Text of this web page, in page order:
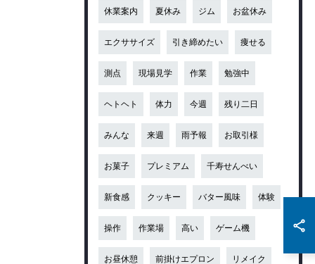
休業案内 夏休み ジム お盆休み
エクササイズ 引き締めたい 痩せる
測点 現場見学 作業 勉強中
ヘトヘト 体力 今週 残り二日
みんな 来週 雨予報 お取引様
お菓子 プレミアム 千寿せんべい
新食感 クッキー バター風味 体験
操作 作業場 高い ゲーム機
お昼休憩 前掛けエプロン リメイク